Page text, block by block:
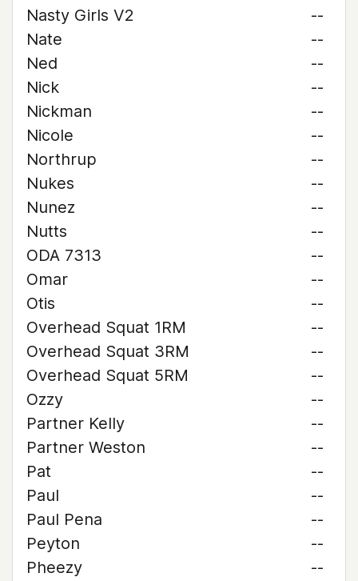
Nasty Girls V2
--
Nate
--
Ned
--
Nick
--
Nickman
--
Nicole
--
Northrup
--
Nukes
--
Nunez
--
Nutts
--
ODA 7313
--
Omar
--
Otis
--
Overhead Squat 1RM
--
Overhead Squat 3RM
--
Overhead Squat 5RM
--
Ozzy
--
Partner Kelly
--
Partner Weston
--
Pat
--
Paul
--
Paul Pena
--
Peyton
--
Pheezy
--